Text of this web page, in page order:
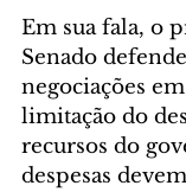
Em sua fala, o
Senado
negociações
limitação do
recursos do
despesas